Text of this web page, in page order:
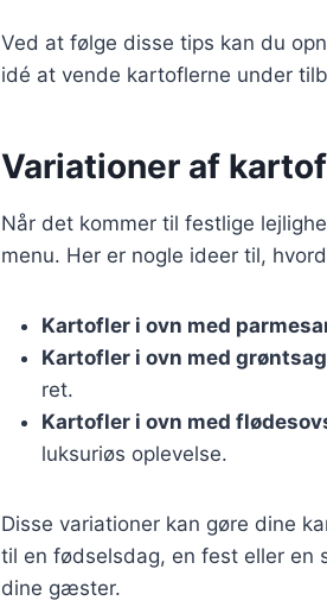
Ved at følge disse tips kan du
idé at vende kartoflerne under
Variationer af
Når det kommer til festlige
menu. Her er nogle ideer til,
Kartofler i ovn med
Kartofler i ovn med
ret.
Kartofler i ovn med
luksuriøs oplevelse.
Disse variationer kan gøre dine
til en fødselsdag, en fest eller en
dine gæster.